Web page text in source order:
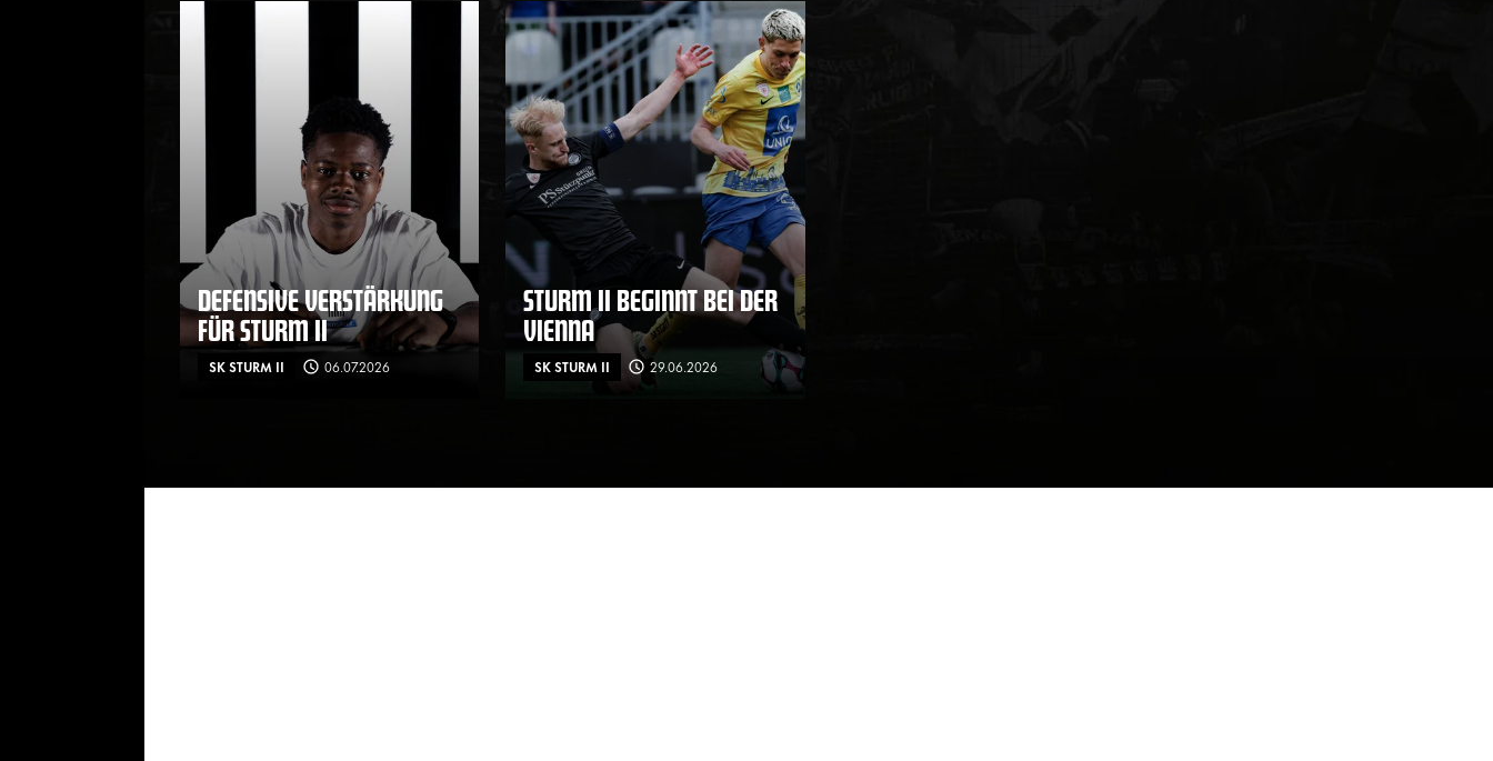
DEFENSIVE VERSTÄRKUNG
FÜR STURM II
SK STURM II 06.07.2026
STURM II BEGINNT BEI DER
VIENNA
SK STURM II 29.06.2026